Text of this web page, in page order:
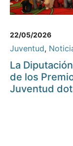
22/05/2026
Juventud,
La
de los
Juventud